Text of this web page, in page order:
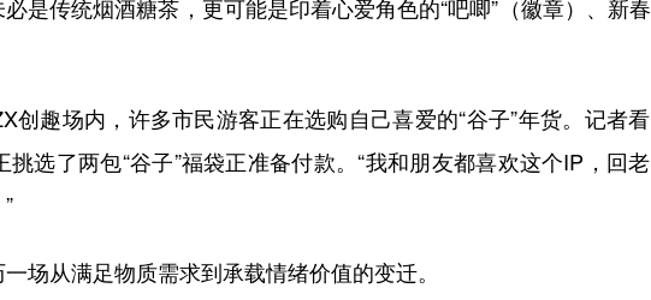
是传统烟酒糖茶，更可能是印着心爱角色的“吧唧”（徽章）、新
场内，许多市民游客正在选购自己喜爱的“谷子”年货。记者看
选了两包“谷子”福袋正准备付款。“我和朋友都喜欢这个IP，回
从满足物质需求到承载情绪价值的变迁。